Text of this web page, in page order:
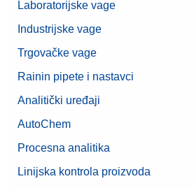
Laboratorijske vage
Industrijske vage
Trgovačke vage
Rainin pipete i nastavci
Analitički uređaji
AutoChem
Procesna analitika
Linijska kontrola proizvoda